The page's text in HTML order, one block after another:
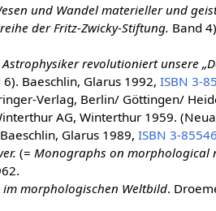
und Wandel materieller und
der Fritz-Zwicky-Stiftung. Band
revolutioniert unsere
6). Baeschlin, Glarus 1992, ISBN 3-
Verlag, Berlin/ Göttingen/
AG, Winterthur 1959.
Glarus 1989, ISBN 3-
(= Monographs on morphological
im morphologischen Weltbild.